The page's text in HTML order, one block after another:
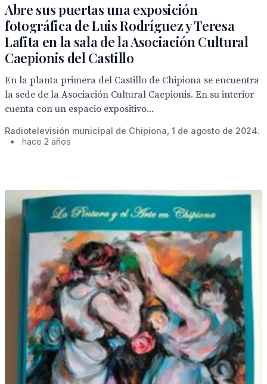
Abre sus puertas una exposición
fotográfica de Luis Rodríguez y Teresa
Lafita en la sala de la Asociación Cultural
Caepionis del Castillo
En la planta primera del Castillo de Chipiona se encuentra
la sede de la Asociación Cultural Caepionis. En su interior
cuenta con un espacio expositivo...
Radiotelevisión municipal de Chipiona, 1 de agosto de 2024.
•
hace 2 años